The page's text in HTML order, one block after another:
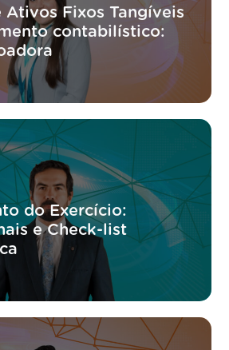
Ativos Fixos Tangíveis
contabilístico:
do Exercício:
e Check-list